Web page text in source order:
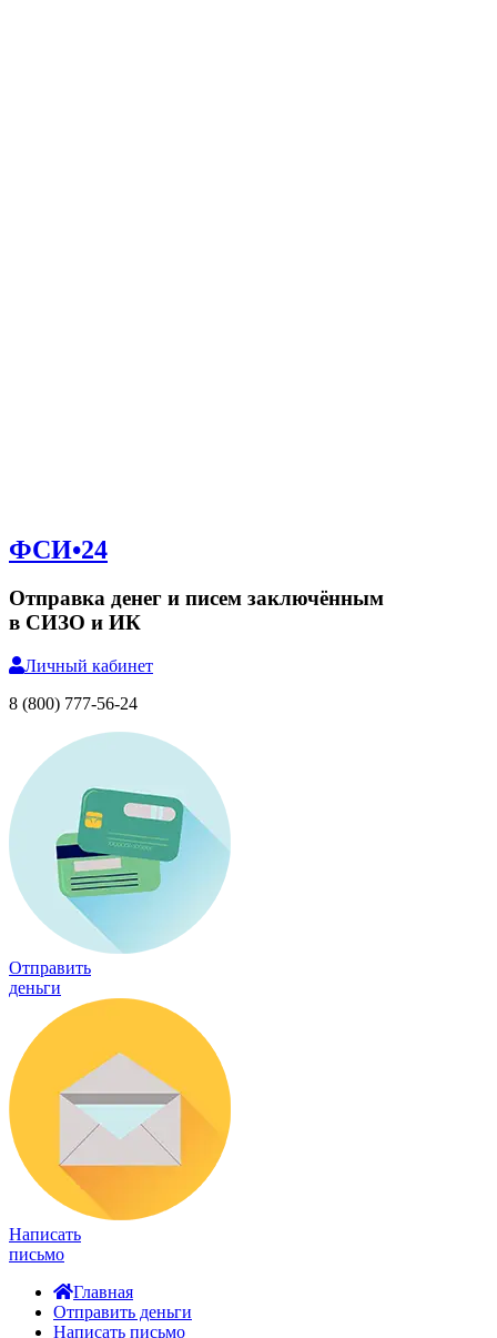
ФСИ•24
Отправка денег и писем заключённым
в СИЗО и ИК
Личный кабинет
8 (800) 777-56-24
Отправить
деньги
Написать
письмо
Главная
Отправить деньги
Написать письмо